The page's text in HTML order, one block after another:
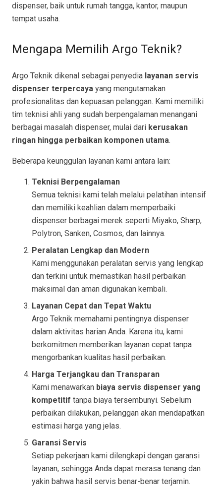
dispenser, baik untuk rumah tangga, kantor, maupun
tempat usaha.
Mengapa Memilih Argo Teknik?
Argo Teknik dikenal sebagai penyedia layanan servis
dispenser terpercaya yang mengutamakan
profesionalitas dan kepuasan pelanggan. Kami memiliki
tim teknisi ahli yang sudah berpengalaman menangani
berbagai masalah dispenser, mulai dari kerusakan
ringan hingga perbaikan komponen utama.
Beberapa keunggulan layanan kami antara lain:
Teknisi Berpengalaman
Semua teknisi kami telah melalui pelatihan intensif
dan memiliki keahlian dalam memperbaiki
dispenser berbagai merek seperti Miyako, Sharp,
Polytron, Sanken, Cosmos, dan lainnya.
Peralatan Lengkap dan Modern
Kami menggunakan peralatan servis yang lengkap
dan terkini untuk memastikan hasil perbaikan
maksimal dan aman digunakan kembali.
Layanan Cepat dan Tepat Waktu
Argo Teknik memahami pentingnya dispenser
dalam aktivitas harian Anda. Karena itu, kami
berkomitmen memberikan layanan cepat tanpa
mengorbankan kualitas hasil perbaikan.
Harga Terjangkau dan Transparan
Kami menawarkan biaya servis dispenser yang
kompetitif tanpa biaya tersembunyi. Sebelum
perbaikan dilakukan, pelanggan akan mendapatkan
estimasi harga yang jelas.
Garansi Servis
Setiap pekerjaan kami dilengkapi dengan garansi
layanan, sehingga Anda dapat merasa tenang dan
yakin bahwa hasil servis benar-benar terjamin.